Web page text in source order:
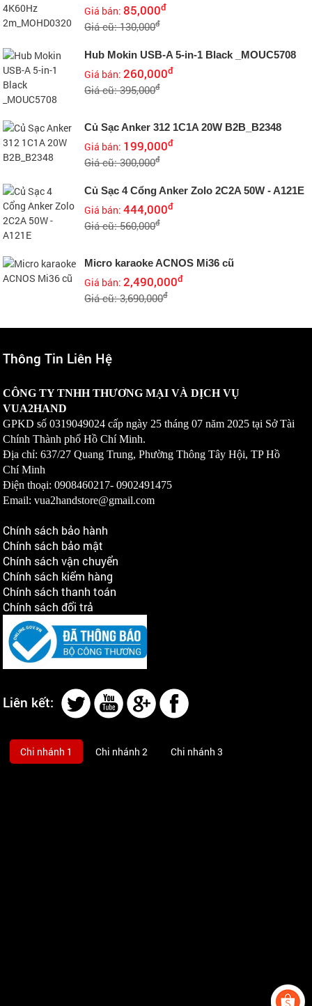
Giá bán:85,000đ
Giá cũ: 130,000đ
Hub Mokin USB-A 5-in-1 Black _MOUC5708
Giá bán:260,000đ
Giá cũ: 395,000đ
Củ Sạc Anker 312 1C1A 20W B2B_B2348
Giá bán: 199,000đ
Giá cũ: 300,000đ
Củ Sạc 4 Cổng Anker Zolo 2C2A 50W - A121E
Giá bán:444,000đ
Giá cũ: 560,000đ
Micro karaoke ACNOS Mi36 cũ
Giá bán:2,490,000đ
Giá cũ: 3,690,000đ
Thông Tin Liên Hệ
CÔNG TY TNHH THƯƠNG MẠI VÀ DỊCH VỤ
VUA2HAND
GPKD số0319049024 cấp ngày 25 tháng 07 năm 2025 tại Sở Tài
Chính Thành phố Hồ Chí Minh.
Địa chỉ: 637/27 Quang Trung, Phường Thông Tây Hội, TP Hồ
Chí Minh
Điện thoại: 0908460217-0902491475
Email: vua2handstore@gmail.com
Chính sách bảo hành
Chính sách bảo mật
Chính sách vận chuyển
Chính sách kiểm hàng
Chính sách thanh toán
Chính sách đổi trả
Liên kết:
Chi nhánh 1 Chi nhánh 2 Chi nhánh 3